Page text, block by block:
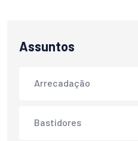
Assuntos
Arrecadação
Bastidores